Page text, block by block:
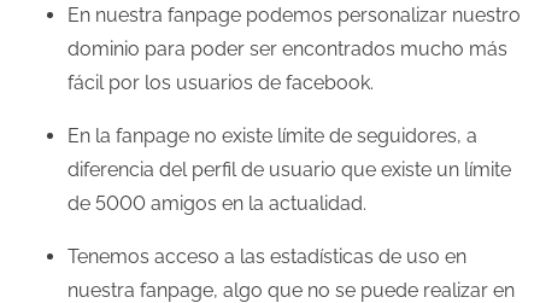
En nuestra fanpage podemos personalizar nuestro
dominio para poder ser encontrados mucho más
fácil por los usuarios de facebook.
En la fanpage no existe límite de seguidores, a
diferencia del perfil de usuario que existe un límite
de 5000 amigos en la actualidad.
Tenemos acceso a las estadísticas de uso en
nuestra fanpage, algo que no se puede realizar en